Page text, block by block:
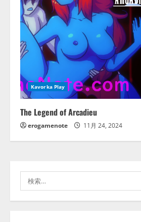
Kavorka Play
The Legend of Arcadieu
erogamenote 11月 24, 2024
索: